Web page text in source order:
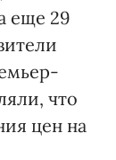
еще 29
что
цен на